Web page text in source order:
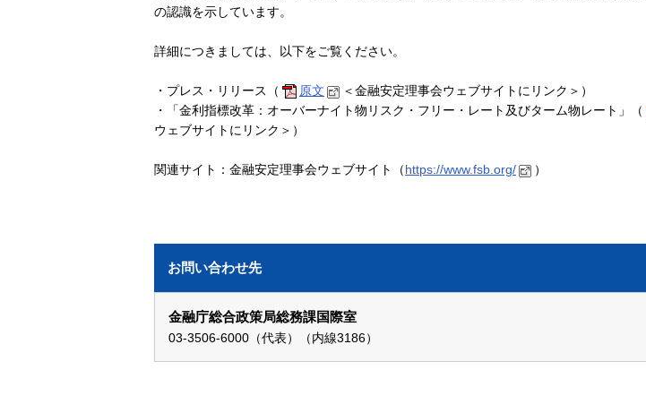
の認識を示しています。
詳細につきましては、以下をご覧ください。
・プレス・リリース（ 原文
＜金融安定理事会ウェブサイトにリンク＞）
・「金利指標改革：オーバーナイト物リスク・フリー・レート及びターム物レート」（
ウェブサイトにリンク＞）
関連サイト：金融安定理事会ウェブサイト（https://www.fsb.org/ ）
お問い合わせ先
金融庁総合政策局総務課国際室
03-3506-6000（代表）（内線3186）